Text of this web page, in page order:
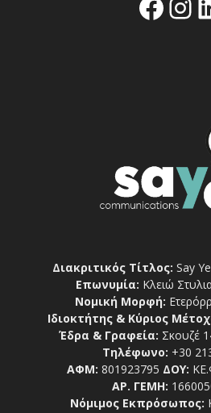
Διακριτικός Τίτλος: Say
Επωνυμία: Κλειώ
Νομική Μορφή:
Ιδιοκτήτης & Κύριος
Έδρα & Γραφεία: Σκουζέ
Τηλέφωνο: +30
ΑΦΜ: 801923795 ΔΟΥ:
ΑΡ. ΓΕΜΗ:
Νόμιμος Εκπρόσωπος: